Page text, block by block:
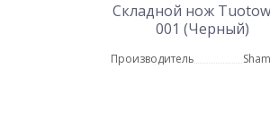
Складной нож
001 (Черный)
Производитель